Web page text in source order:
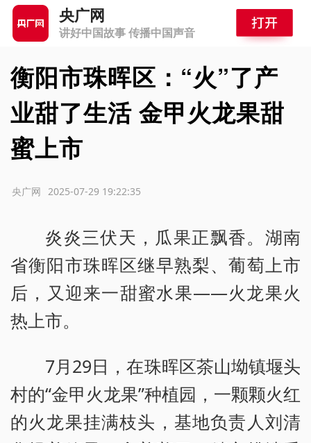
央广网
讲好中国故事 传播中国声音
衡阳市珠晖区：“火”了产
业甜了生活 金甲火龙果甜
蜜上市
2025-07-29 19:22:35
央广网
炎炎三伏天，瓜果正飘香。湖南
省衡阳市珠晖区继早熟梨、葡萄上市
后，又迎来一甜蜜水果——火龙果火
热上市。
7月29日，在珠晖区茶山坳镇堰头
村的“金甲火龙果”种植园，一颗颗火红
的火龙果挂满枝头，基地负责人刘清